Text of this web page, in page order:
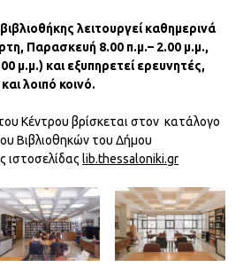
λειτουργεί καθημερινά
Παρασκευή 8.00 π.μ.– 2.00 μ.μ.,
μ.μ.) και εξυπηρετεί ερευνητές,
λοιπό κοινό.
Κέντρου βρίσκεται στον κατάλογο
Βιβλιοθηκών του Δήμου
ιστοσελίδας lib.thessaloniki.gr